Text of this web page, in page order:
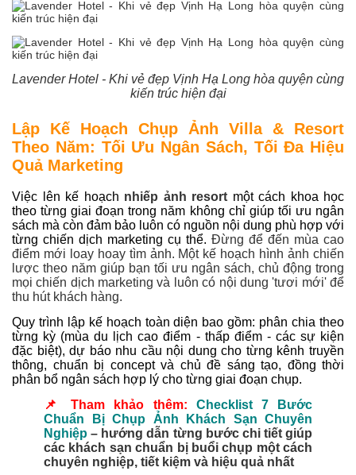
Lavender Hotel - Khi vẻ đẹp Vịnh Hạ Long hòa quyện cùng
kiến trúc hiện đại
Lập Kế Hoạch Chụp Ảnh Villa & Resort
Theo Năm: Tối Ưu Ngân Sách, Tối Đa Hiệu
Quả Marketing
Việc lên kế hoạch nhiếp ảnh resort một cách khoa học
theo từng giai đoạn trong năm không chỉ giúp tối ưu ngân
sách mà còn đảm bảo luôn có nguồn nội dung phù hợp với
từng chiến dịch marketing cụ thể. Đừng để đến mùa cao
điểm mới loay hoay tìm ảnh. Một kế hoạch hình ảnh chiến
lược theo năm giúp bạn tối ưu ngân sách, chủ động trong
mọi chiến dịch marketing và luôn có nội dung 'tươi mới' để
thu hút khách hàng.​
Quy trình lập kế hoạch toàn diện bao gồm: phân chia theo
từng kỳ (mùa du lịch cao điểm - thấp điểm - các sự kiện
đặc biệt), dự báo nhu cầu nội dung cho từng kênh truyền
thông, chuẩn bị concept và chủ đề sáng tạo, đồng thời
phân bổ ngân sách hợp lý cho từng giai đoạn chụp.
📌 Tham khảo thêm:
Checklist 7 Bước
Chuẩn Bị Chụp Ảnh Khách Sạn Chuyên
Nghiệp – hướng dẫn từng bước chi tiết giúp
các khách sạn chuẩn bị buổi chụp một cách
chuyên nghiệp, tiết kiệm và hiệu quả nhất